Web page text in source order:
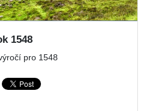
1548
pro 1548